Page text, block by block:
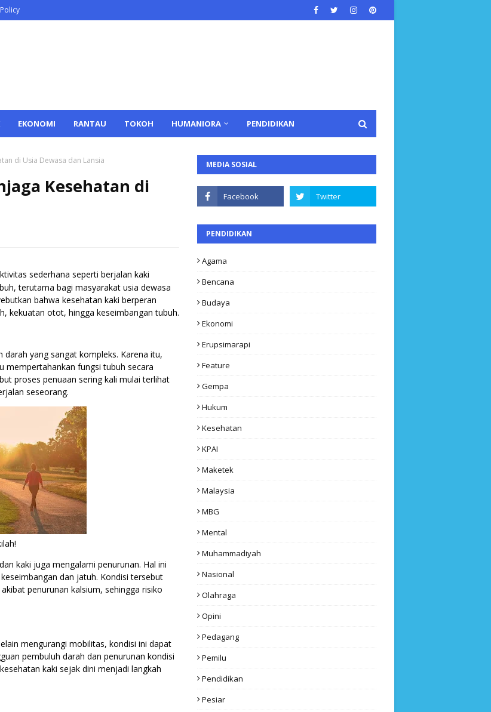
EKONOMI RANTAU TOKOH HUMANIORA PENDIDIKAN
di Usia Dewasa dan Lansia
Kesehatan di
sederhana seperti berjalan kaki
terutama bagi masyarakat usia dewasa
bahwa kesehatan kaki berperan
kekuatan otot, hingga keseimbangan tubuh.
yang sangat kompleks. Karena itu,
mempertahankan fungsi tubuh secara
proses penuaan sering kali mulai terlihat
seseorang.
kaki juga mengalami penurunan. Hal ini
dan jatuh. Kondisi tersebut
penurunan kalsium, sehingga risiko
mengurangi mobilitas, kondisi ini dapat
pembuluh darah dan penurunan kondisi
kaki sejak dini menjadi langkah
MEDIA SOSIAL
PENDIDIKAN
Agama
Bencana
Budaya
Ekonomi
Erupsimarapi
Feature
Gempa
Hukum
Kesehatan
KPAI
Maketek
Malaysia
MBG
Mental
Muhammadiyah
Nasional
Olahraga
Opini
Pedagang
Pemilu
Pendidikan
Pesiar